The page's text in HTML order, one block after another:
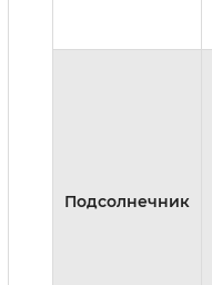
Подсолнечник